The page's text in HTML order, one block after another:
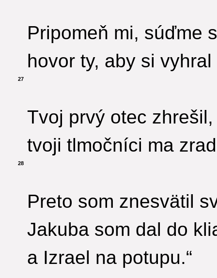
Pripomeň mi, súďme
hovor ty, aby si vyhral
27
Tvoj prvý otec zhrešil,
tvoji tlmočníci ma
28
Preto som znesvätil
Jakuba som dal do
a Izrael na potupu.“